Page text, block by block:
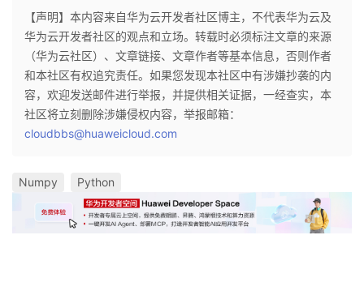
【声明】本内容来自华为云开发者社区博主，不代表华为云及
华为云开发者社区的观点和立场。转载时必须标注文章的来源
（华为云社区）、文章链接、文章作者等基本信息，否则作者
和本社区有权追究责任。如果您发现本社区中有涉嫌抄袭的内
容，欢迎发送邮件进行举报，并提供相关证据，一经查实，本
社区将立刻删除涉嫌侵权内容，举报邮箱：
cloudbbs@huaweicloud.com
Numpy Python